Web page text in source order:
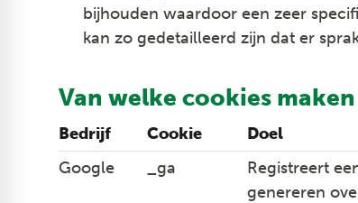
bijhouden waardoor een zeer
kan zo gedetailleerd zijn dat er
Van welke cookies
Bedrijf Cookie
Doel
Google
_ga
Registreert
genereren